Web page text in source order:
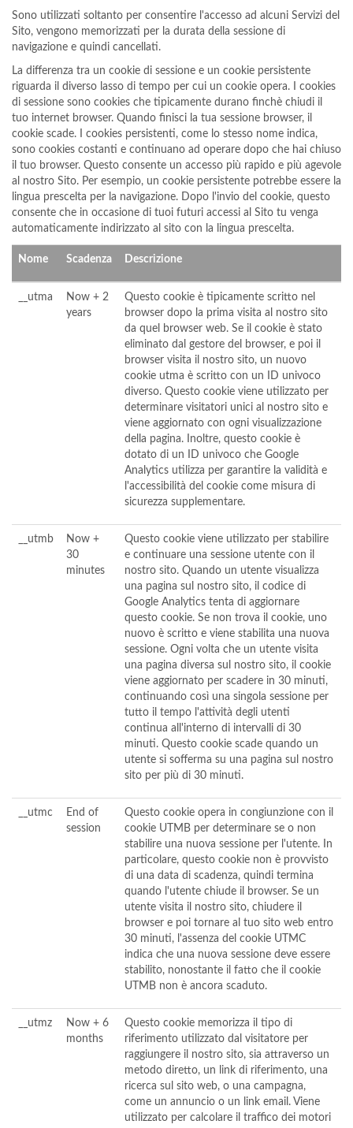
Sono utilizzati soltanto per consentire l'accesso ad alcuni Servizi del
Sito, vengono memorizzati per la durata della sessione di
navigazione e quindi cancellati.
La differenza tra un cookie di sessione e un cookie persistente
riguarda il diverso lasso di tempo per cui un cookie opera. I cookies
di sessione sono cookies che tipicamente durano finchè chiudi il
tuo internet browser. Quando finisci la tua sessione browser, il
cookie scade. I cookies persistenti, come lo stesso nome indica,
sono cookies costanti e continuano ad operare dopo che hai chiuso
il tuo browser. Questo consente un accesso più rapido e più agevole
al nostro Sito. Per esempio, un cookie persistente potrebbe essere la
lingua prescelta per la navigazione. Dopo l'invio del cookie, questo
consente che in occasione di tuoi futuri accessi al Sito tu venga
automaticamente indirizzato al sito con la lingua prescelta.
Nome Scadenza Descrizione
__utma
Now + 2
years
Questo cookie è tipicamente scritto nel
browser dopo la prima visita al nostro sito
da quel browser web. Se il cookie è stato
eliminato dal gestore del browser, e poi il
browser visita il nostro sito, un nuovo
cookie utma è scritto con un ID univoco
diverso. Questo cookie viene utilizzato per
determinare visitatori unici al nostro sito e
viene aggiornato con ogni visualizzazione
della pagina. Inoltre, questo cookie è
dotato di un ID univoco che Google
Analytics utilizza per garantire la validità e
l'accessibilità del cookie come misura di
sicurezza supplementare.
__utmb
Now +
30
minutes
Questo cookie viene utilizzato per stabilire
e continuare una sessione utente con il
nostro sito. Quando un utente visualizza
una pagina sul nostro sito, il codice di
Google Analytics tenta di aggiornare
questo cookie. Se non trova il cookie, uno
nuovo è scritto e viene stabilita una nuova
sessione. Ogni volta che un utente visita
una pagina diversa sul nostro sito, il cookie
viene aggiornato per scadere in 30 minuti,
continuando così una singola sessione per
tutto il tempo l'attività degli utenti
continua all'interno di intervalli di 30
minuti. Questo cookie scade quando un
utente si sofferma su una pagina sul nostro
sito per più di 30 minuti.
__utmc
End of
session
Questo cookie opera in congiunzione con il
cookie UTMB per determinare se o non
stabilire una nuova sessione per l'utente. In
particolare, questo cookie non è provvisto
di una data di scadenza, quindi termina
quando l'utente chiude il browser. Se un
utente visita il nostro sito, chiudere il
browser e poi tornare al tuo sito web entro
30 minuti, l'assenza del cookie UTMC
indica che una nuova sessione deve essere
stabilito, nonostante il fatto che il cookie
UTMB non è ancora scaduto.
__utmz
Now + 6
months
Questo cookie memorizza il tipo di
riferimento utilizzato dal visitatore per
raggiungere il nostro sito, sia attraverso un
metodo diretto, un link di riferimento, una
ricerca sul sito web, o una campagna,
come un annuncio o un link email. Viene
utilizzato per calcolare il traffico dei motori